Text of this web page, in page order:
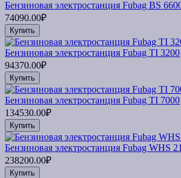
Бензиновая электростанция Fubag BS
74090.00₽
Купить
Бензиновая электростанция Fubag TI 3200
94370.00₽
Купить
Бензиновая электростанция Fubag TI 7000
134530.00₽
Купить
Бензиновая электростанция Fubag WHS
238200.00₽
Купить